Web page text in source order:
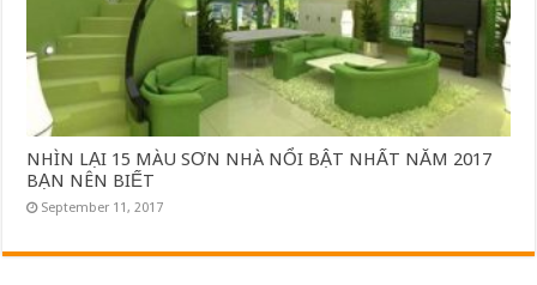
NHÌN LẠI 15 MÀU SƠN NHÀ NỔI BẬT NHẤT NĂM 2017
BẠN NÊN BIẾT
September 11, 2017